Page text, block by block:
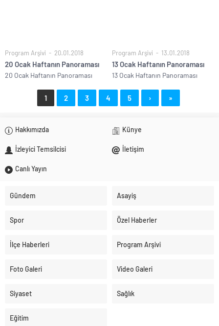
Program Arşivi 20.01.2018
20 Ocak Haftanın Panoraması
20 Ocak Haftanın Panoraması
Program Arşivi 13.01.2018
13 Ocak Haftanın Panoraması
13 Ocak Haftanın Panoraması
1 2 3 4 5 › »
Hakkımızda Künye
İzleyici Temsilcisi İletişim
Canlı Yayın
Gündem Asayiş
Spor Özel Haberler
İlçe Haberleri Program Arşivi
Foto Galeri Video Galeri
Siyaset Sağlık
Eğitim